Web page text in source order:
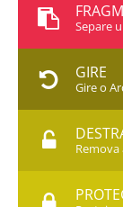
Separe
GIRE
Gire o